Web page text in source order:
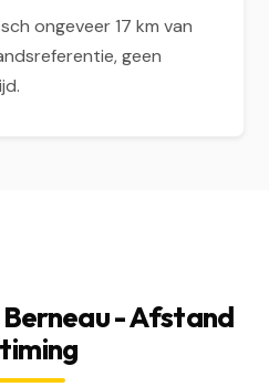
ongeveer 17 km van
geen
- Afstand